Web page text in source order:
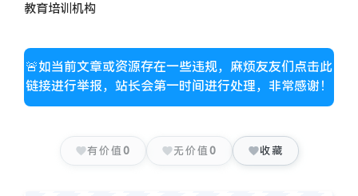
教育培训机构
🚨如当前文章或资源存在一些违规，麻烦友友们点击此
链接进行举报，站长会第一时间进行处理，非常感谢！
有价值 0 无价值 0 收藏